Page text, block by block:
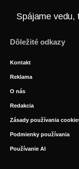
Spájame vedu,
Dôležité odkazy
Kontakt
Reklama
O nás
Redakcia
Zásady používania
Podmienky používania
Používanie AI